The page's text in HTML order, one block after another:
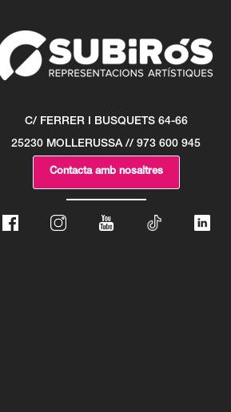
C/ FERRER I BUSQUETS 64-66
25230 MOLLERUSSA // 973 600 945
Contacta amb nosaltres